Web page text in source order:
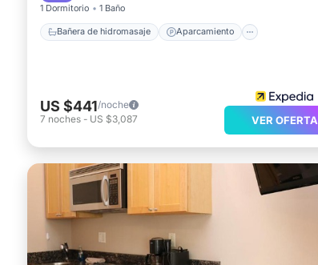
1 Dormitorio 1 Baño
Bañera de hidromasaje Aparcamiento
US $441/noche
7 noches - US $3,087 VER OFERTA